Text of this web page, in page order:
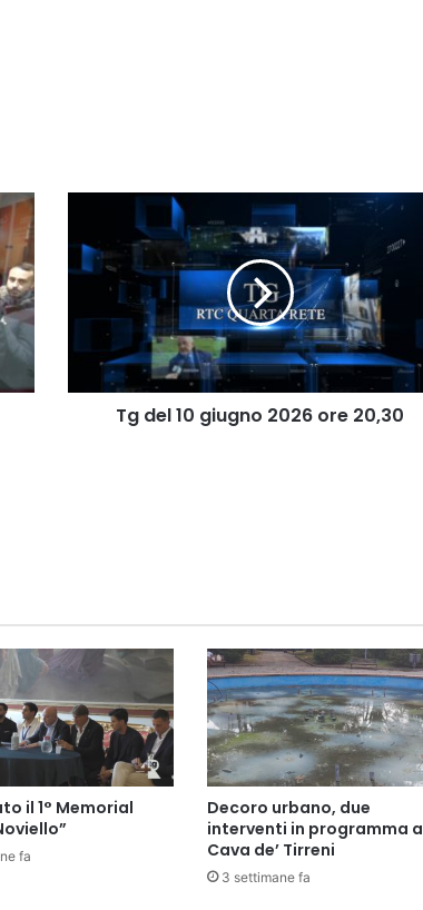
10
giugno
2026
ore
20,30
Tg del 10 giugno 2026 ore 20,30
il 1° Memorial
fa
Decoro urbano, due
interventi in programma a
Cava de’ Tirreni
3 settimane fa